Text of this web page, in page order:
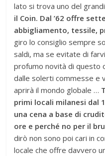
lato si trova uno del
il Coin. Dal ’62 offre
abbigliamento, tessile,
giro lo consiglio sempre
saldi, ma se evitate di
profumo novità di questo
dalle solerti commesse e
aprirà il mondo globale …
primi locali milanesi dal
una cena a base di
ore e perché no per il
dirò non sono poi cari in
locale che offre davvero